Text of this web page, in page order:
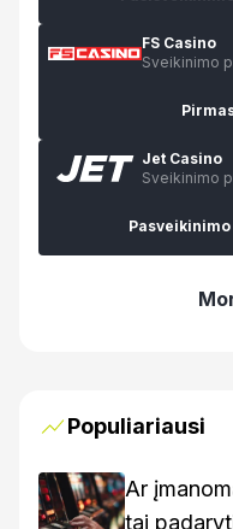
FS Casino
Sveikinimo
Jet Casino
Sveikinimo
Populiariausi
Ar
tai